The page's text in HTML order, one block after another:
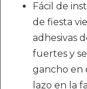
Fácil de
de fiesta
adhesivas
fuertes y
gancho en
lazo en la